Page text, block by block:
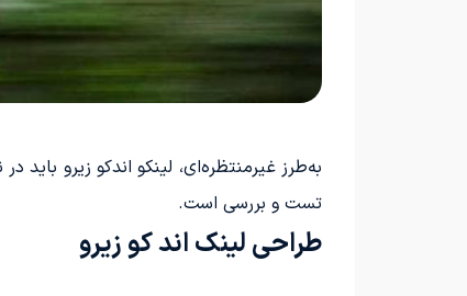
به‌طرز غیرمنتظره‌ای، لینکو اند‌کو زیرو
تست و بررسی است.
طراحی لینک اند کو زیرو